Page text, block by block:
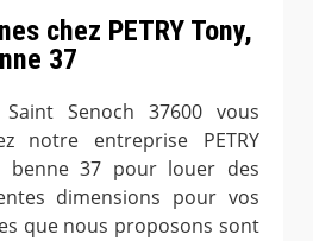
chez PETRY Tony,
37
Senoch 37600 vous
notre entreprise PETRY
benne 37 pour louer des
dimensions pour vos
que nous proposons sont